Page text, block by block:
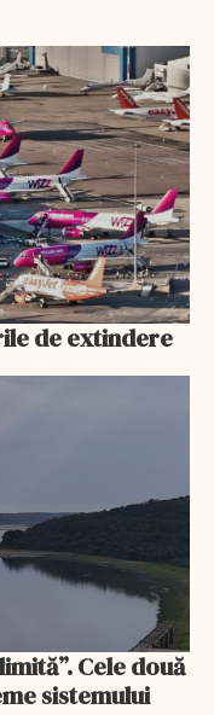
de extindere
Cele două
sistemului